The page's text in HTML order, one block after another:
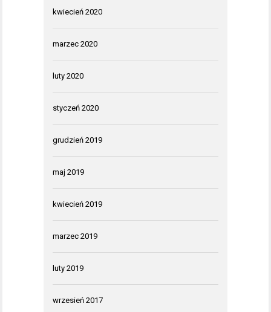
kwiecień 2020
marzec 2020
luty 2020
styczeń 2020
grudzień 2019
maj 2019
kwiecień 2019
marzec 2019
luty 2019
wrzesień 2017